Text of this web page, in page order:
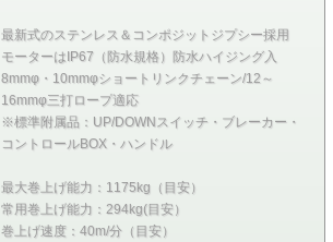
最新式のステンレス＆コンポジットジプシー採用
モーターはIP67（防水規格）防水ハイジング入
8mmφ・10mmφショートリンクチェーン/12～
16mmφ三打ロープ適応
※標準附属品：UP/DOWNスイッチ・ブレーカー・
コントロールBOX・ハンドル
最大巻上げ能力：1175kg（目安）
常用巻上げ能力：294kg(目安）
巻上げ速度：40m/分（目安）